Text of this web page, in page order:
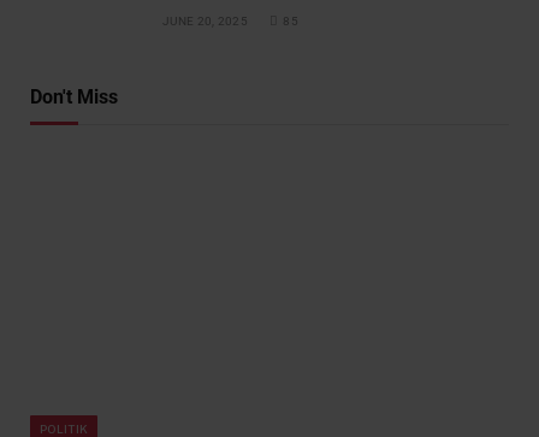
JUNE 20, 2025 85
Don't Miss
POLITIK